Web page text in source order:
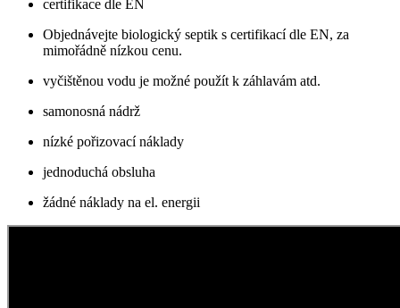
certifikace dle EN
Objednávejte biologický septik s certifikací dle EN, za
mimořádně nízkou cenu.
vyčištěnou vodu je možné použít k záhlavám atd.
samonosná nádrž
nízké pořizovací náklady
jednoduchá obsluha
žádné náklady na el. energii